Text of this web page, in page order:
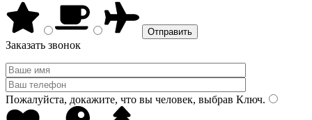
Заказать звонок
Пожалуйста, докажите, что вы человек, выбрав Ключ.